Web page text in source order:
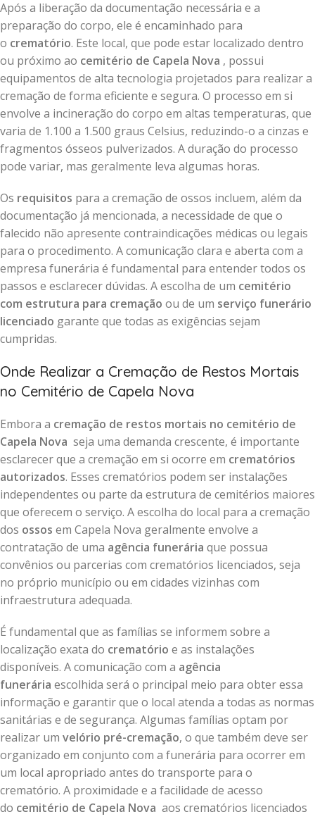
Após a liberação da documentação necessária e a
preparação do corpo, ele é encaminhado para
o crematório. Este local, que pode estar localizado dentro
ou próximo ao cemitério de Capela Nova , possui
equipamentos de alta tecnologia projetados para realizar a
cremação de forma eficiente e segura. O processo em si
envolve a incineração do corpo em altas temperaturas, que
varia de 1.100 a 1.500 graus Celsius, reduzindo-o a cinzas e
fragmentos ósseos pulverizados. A duração do processo
pode variar, mas geralmente leva algumas horas.
Os requisitos para a cremação de ossos incluem, além da
documentação já mencionada, a necessidade de que o
falecido não apresente contraindicações médicas ou legais
para o procedimento. A comunicação clara e aberta com a
empresa funerária é fundamental para entender todos os
passos e esclarecer dúvidas. A escolha de um cemitério
com estrutura para cremação ou de um serviço funerário
licenciado garante que todas as exigências sejam
cumpridas.
Onde Realizar a Cremação de Restos Mortais
no Cemitério de Capela Nova
Embora a cremação de restos mortais no cemitério de
Capela Nova seja uma demanda crescente, é importante
esclarecer que a cremação em si ocorre em crematórios
autorizados. Esses crematórios podem ser instalações
independentes ou parte da estrutura de cemitérios maiores
que oferecem o serviço. A escolha do local para a cremação
dos ossos em Capela Nova geralmente envolve a
contratação de uma agência funerária que possua
convênios ou parcerias com crematórios licenciados, seja
no próprio município ou em cidades vizinhas com
infraestrutura adequada.
É fundamental que as famílias se informem sobre a
localização exata do crematório e as instalações
disponíveis. A comunicação com a agência
funerária escolhida será o principal meio para obter essa
informação e garantir que o local atenda a todas as normas
sanitárias e de segurança. Algumas famílias optam por
realizar um velório pré-cremação, o que também deve ser
organizado em conjunto com a funerária para ocorrer em
um local apropriado antes do transporte para o
crematório. A proximidade e a facilidade de acesso
do cemitério de Capela Nova aos crematórios licenciados